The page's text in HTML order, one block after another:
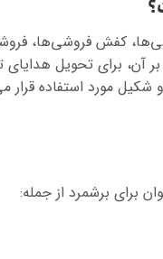
کفش فروشی‌ها،
آن، برای تحویل هدایای
و شکیل مورد استفاده
برای برشمرد از جمله: